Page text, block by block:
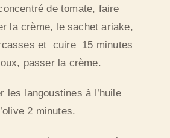
de tomate, faire
la crème, le sachet ariake,
et cuire 15 minutes
passer la crème.
les langoustines à l’huile
2 minutes.